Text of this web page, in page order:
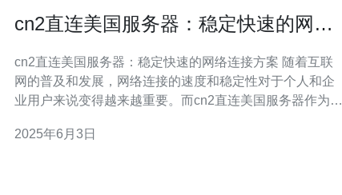
cn2直连美国服务器：稳定快速的网络
cn2直连美国服务器：稳定快速的网络连接方案 随着互联
网的普及和发展，网络连接的速度和稳定性对于个人和企
业用户来说变得越来越重要。而cn2直连美国服务器作为一
了广泛的关注和认可。 cn2直连美国服务器是指通过中国
2025年6月3日